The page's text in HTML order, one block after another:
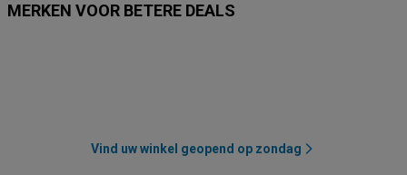
MERKEN VOOR BETERE DEALS
Vind uw winkel geopend op zondag